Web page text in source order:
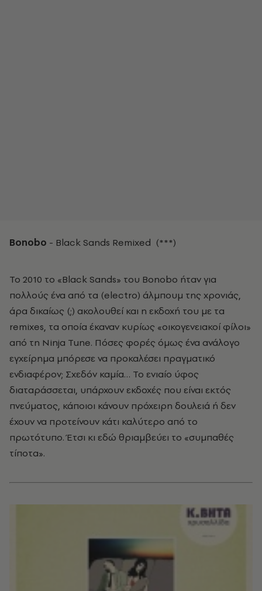
Bonobo - Black Sands Remixed (***)
Το 2010 το «Black Sands» του Bonobo ήταν για
πολλούς ένα από τα (electro) άλμπουμ της χρονιάς,
άρα δικαίως (;) ακολουθεί και η εκδοχή του με τα
remixes, τα οποία έκαναν κυρίως «οικογενειακοί φίλοι»
από τη Ninja Tune. Πόσες φορές όμως ένα ανάλογο
εγχείρημα μπόρεσε να προκαλέσει πραγματικό
ενδιαφέρον; Σχεδόν καμία… Το ενιαίο ύφος
διαταράσσεται, υπάρχουν εκδοχές που είναι εκτός
πνεύματος, κάποιοι κάνουν πρόχειρη δουλειά ή δεν
έχουν να προτείνουν κάτι καλύτερο από το
πρωτότυπο. Έτσι κι εδώ θριαμβεύει το «συμπαθές
τίποτα».